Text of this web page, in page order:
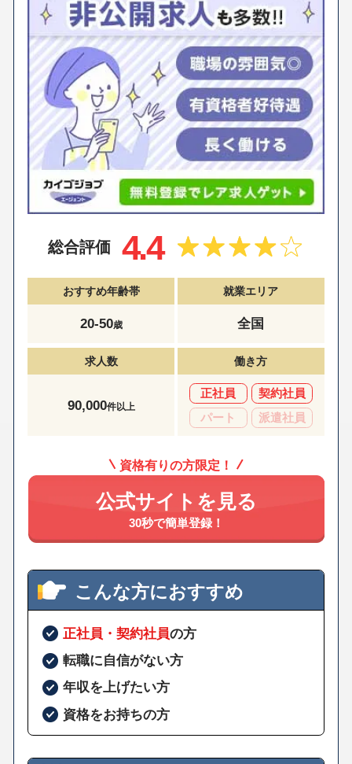
総合評価 4.4
おすすめ年齢帯
20-50歳
就業エリア
全国
求人数
90,000件以上
働き方
正社員
契約社員
パート
派遣社員
資格有りの方限定！
公式サイトを見る
30秒で簡単登録！
こんな方におすすめ
正社員・契約社員の方
転職に自信がない方
年収を上げたい方
資格をお持ちの方